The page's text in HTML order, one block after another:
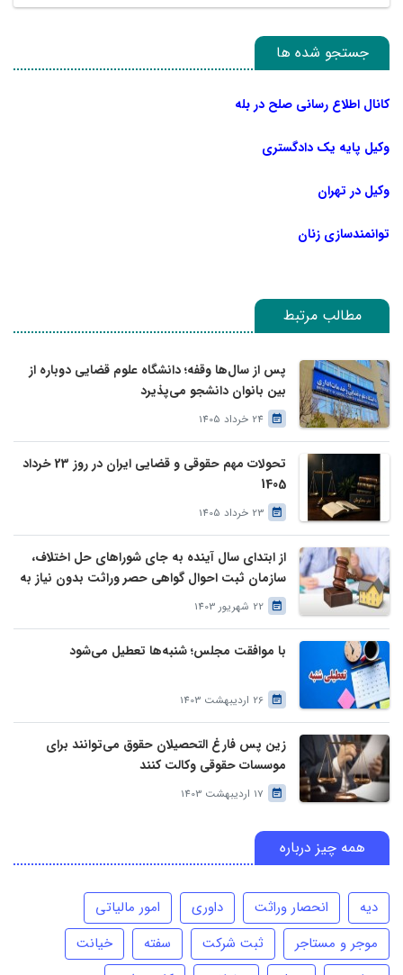
جستجو شده ها
کانال اطلاع رسانی صلح در بله
وکیل پایه یک دادگستری
وکیل در تهران
توانمندسازی زنان
مطالب مرتبط
پس از سال‌ها وقفه؛ دانشگاه علوم قضایی دوباره از
بین بانوان دانشجو می‌پذیرد
24 خرداد 1405
تحولات مهم حقوقی و قضایی ایران در روز 23 خرداد
1405
23 خرداد 1405
از ابتدای سال آینده به جای شوراهای حل اختلاف،
سازمان ثبت احوال گواهی حصر وراثت بدون نیاز به
درخواست وراث صادر خواهد کرد
22 شهریور 1403
با موافقت مجلس؛ شنبه‌ها تعطیل می‌شود
26 اردیبهشت 1403
زین پس فارغ التحصیلان حقوق می‌توانند برای
موسسات حقوقی وکالت کنند
17 اردیبهشت 1403
همه چیز درباره
دیه انحصار وراثت داوری
امور مالیاتی
موجر و مستاجر
ثبت شرکت سفته
خیانت